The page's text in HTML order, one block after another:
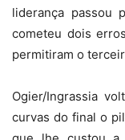
liderança passou
cometeu dois
permitiram o
Ogier/Ingrassia
curvas do final o